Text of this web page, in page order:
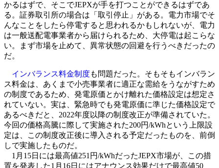
かるはずで、そこでJEPXが手を打つことができるはずであ
る。証券取引所の場合は「取引停止」がある。電力市場でそ
んなことをしたら停電すると思われるかもしれないが、電力
は一般送配電事業者から届けられるため、大停電は起こらな
い。まず市場を止めて、異常状態の回避を行うべきだったの
だ。
インバランス料金制度も問題だった。そもそもインバラン
ス料金は、あくまで小売事業者に適正な需給をうながすため
の制度であるため、発電原価とかけ離れた価格設定は想定さ
れていない。実は、緊急時でも発電原価に準じた価格設定で
あるべきだと、2022年度以降の制度改正が準備されていた。
今回の価格高騰に際して実施された200円/kWhという上限設
定は、この制度改正後に導入される予定だったものを、前倒
しで実施したものだ。
1月15日には最高値251円/kWhだったJEPX市場が、この措
置を発表した1月16日にはアナウンス効果だけで最高値50